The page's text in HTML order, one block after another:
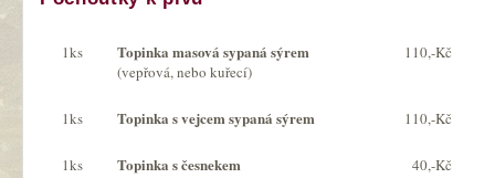
1ks Topinka masová sypaná sýrem
(vepřová, nebo kuřecí)
110,-Kč
1ks Topinka s vejcem sypaná sýrem 110,-Kč
1ks Topinka s česnekem 40,-Kč